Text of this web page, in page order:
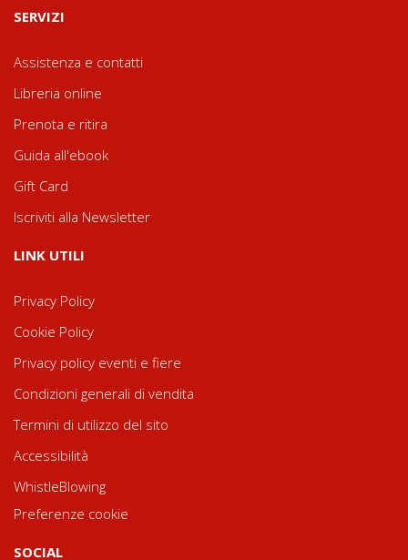
SERVIZI
Assistenza e contatti
Libreria online
Prenota e ritira
Guida all'ebook
Gift Card
Iscriviti alla Newsletter
LINK UTILI
Privacy Policy
Cookie Policy
Privacy policy eventi e fiere
Condizioni generali di vendita
Termini di utilizzo del sito
Accessibilità
WhistleBlowing
Preferenze cookie
SOCIAL